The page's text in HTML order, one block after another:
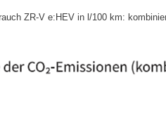
ZR-V e:HEV in l/100 km: